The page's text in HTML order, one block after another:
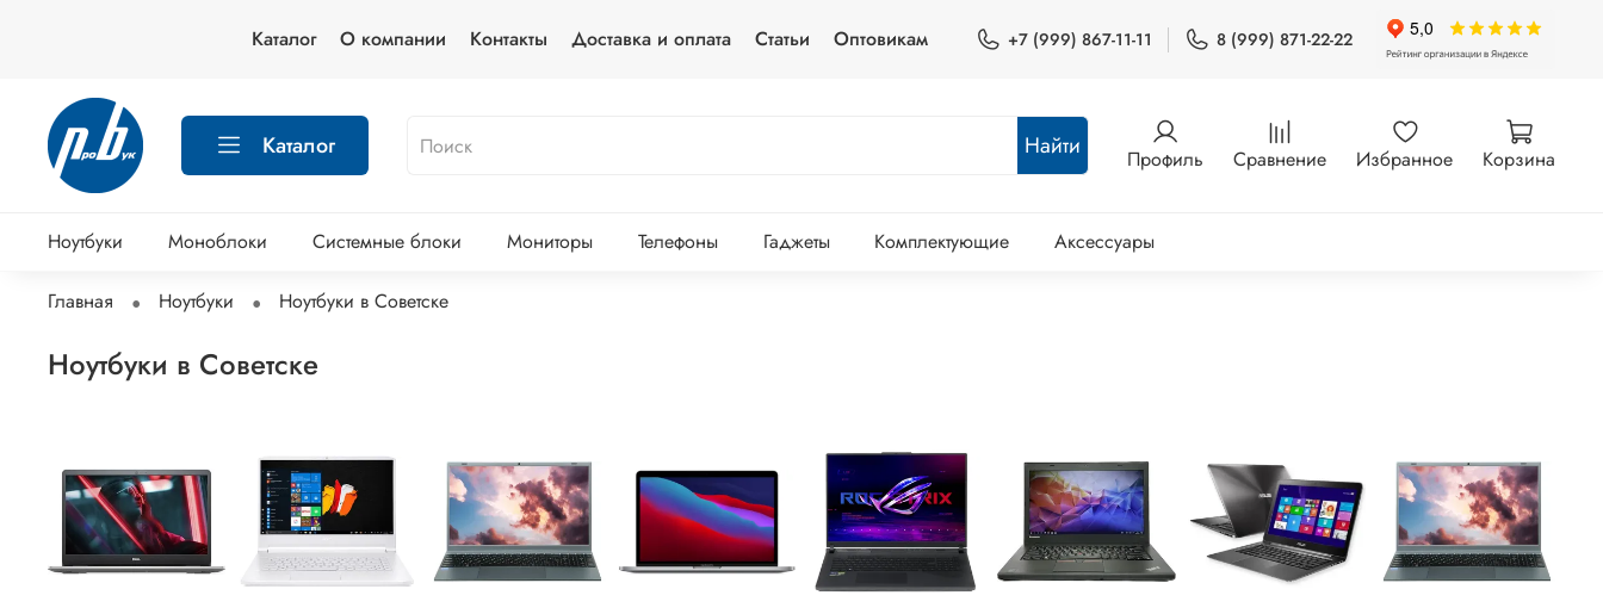
Каталог О компании Контакты Доставка и оплата Статьи Оптовикам +7 (999) 867-11-11 8 (999) 871-22-22
Каталог Найти Профиль Сравнение Избранное Корзина
Ноутбуки Моноблоки Системные блоки Мониторы Телефоны Гаджеты Комплектующие Аксессуары
Главная Ноутбуки Ноутбуки в Советске
Ноутбуки в Советске